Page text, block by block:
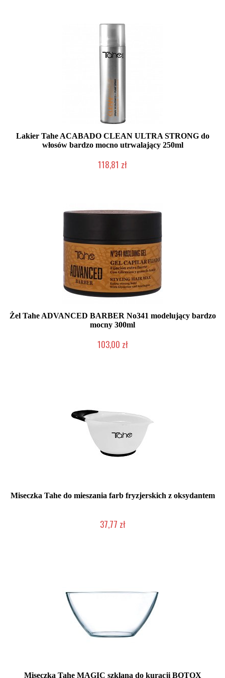
Lakier Tahe ACABADO CLEAN ULTRA STRONG do
włosów bardzo mocno utrwalający 250ml
118,81 zł
Żel Tahe ADVANCED BARBER No341 modelujący bardzo
mocny 300ml
103,00 zł
Miseczka Tahe do mieszania farb fryzjerskich z oksydantem
37,77 zł
Miseczka Tahe MAGIC szklana do kuracji BOTOX